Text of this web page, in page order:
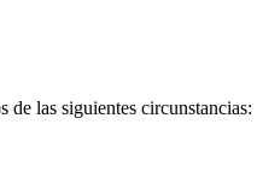
de las siguientes circunstancias: